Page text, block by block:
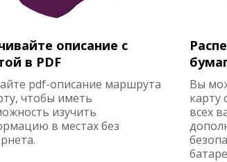
описание с
в PDF
pdf-описание маршрута
чтобы иметь
изучить
в местах без
Вы
карту
всех